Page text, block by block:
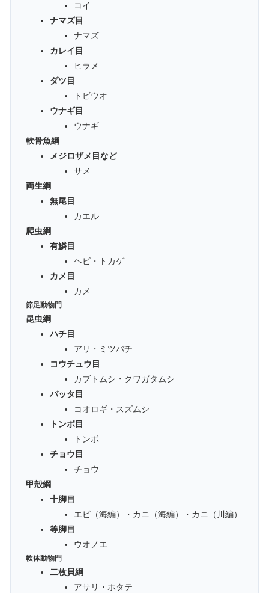
コイ
ナマズ目
ナマズ
カレイ目
ヒラメ
ダツ目
トビウオ
ウナギ目
ウナギ
軟骨魚綱
メジロザメ目など
サメ
両生綱
無尾目
カエル
爬虫綱
有鱗目
ヘビ・トカゲ
カメ目
カメ
節足動物門
昆虫綱
ハチ目
アリ・ミツバチ
コウチュウ目
カブトムシ・クワガタムシ
バッタ目
コオロギ・スズムシ
トンボ目
トンボ
チョウ目
チョウ
甲殻綱
十脚目
エビ（海編）・カニ（海編）・カニ（川編）
等脚目
ウオノエ
軟体動物門
二枚貝綱
アサリ・ホタテ